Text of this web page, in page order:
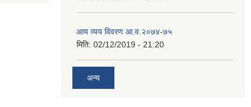
आय व्यय विवरण आ.व.२०७४-७५
मिति: 02/12/2019 - 21:20
अन्य